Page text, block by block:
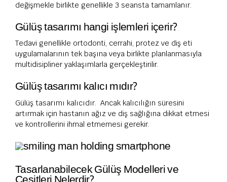
değişmekle birlikte genellikle 3 seansta tamamlanır.
Gülüş tasarımı hangi işlemleri içerir?
Tedavi genellikle ortodonti, cerrahi, protez ve diş eti
uygulamalarının tek başına veya birlikte planlanmasıyla
multidisipliner yaklaşımlarla gerçekleştirilir.
Gülüş tasarımı kalıcı mıdır?
Gülüş tasarımı kalıcıdır. Ancak kalıcılığın süresini
artırmak için hastanın ağız ve diş sağlığına dikkat etmesi
ve kontrollerini ihmal etmemesi gerekir.
Tasarlanabilecek Gülüş Modelleri ve